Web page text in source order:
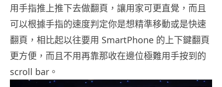
用手指推上推下去做翻頁，讓用家可更直覺，而且
可以根據手指的速度判定你是想精準移動或是快速
翻頁，相比起以往要用 SmartPhone 的上下鍵翻頁
更方便，而且不用再靠那收在邊位極難用手按到的
scroll bar。